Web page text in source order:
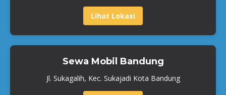
Lihat Lokasi
Sewa Mobil Bandung
Jl. Sukagalih, Kec. Sukajadi Kota Bandung